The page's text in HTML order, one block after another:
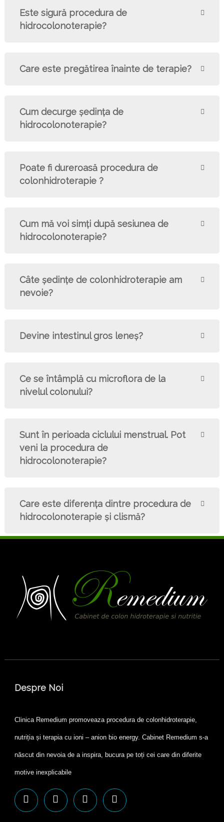
Este sigură procedura de
hidrocolonoterapie?
Care este pregătirea înainte de terapie?
Cum decurge şedinţa de
hidrocolonoterapie?
Poate fi dureroasă procedura de
colonhidroterapie ?
Cum mă voi simți după sesiunea de
hidrocolonoterapie?
Câte şedinţe de colonhidroterapie am
nevoie?
Devine intestinul gros leneş?
Ce se întâmplă cu microflora de la
nivelul colonului?
Sunt în perioada ciclului menstrual. Pot
veni la procedura de
hidrocolonoterapie?
Care este diferenţa dintre procedura de
hidrocolonoterapie şi clismă?
Despre Noi
Clinica Remedium promoveaza procedura de colonhidroterapie,
nutriția și terapia cu ioni – anion bio energy. Cabinet Remedium s-a
născut din nevoia de a inspira, bucura pe toți cei care din diferite
motive inexplicabile